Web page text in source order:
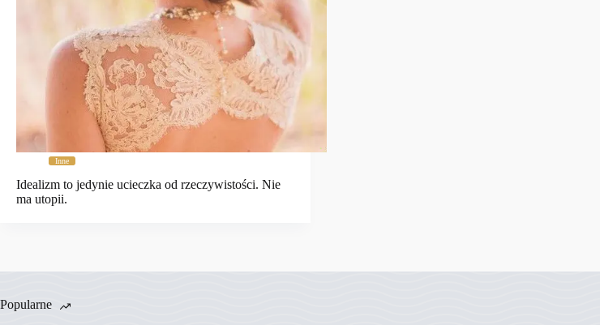
Inne
Idealizm to jedynie ucieczka od rzeczywistości. Nie
ma utopii.
Popularne